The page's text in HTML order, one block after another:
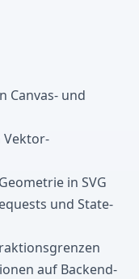
Canvas- und
in SVG
und State-
auf Backend-